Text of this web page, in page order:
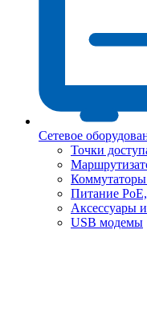
Сетевое
Точки
Питание
Аксессуары
USB модемы